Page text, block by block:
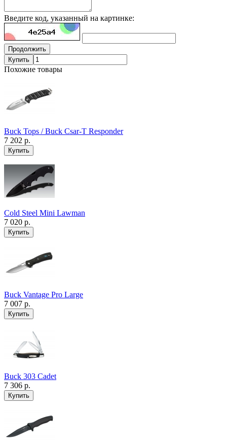
Введите код, указанный на картинке:
Продолжить
Купить
Похожие товары
Buck Tops / Buck Csar-T Responder
7 202 р.
Cold Steel Mini Lawman
7 020 р.
Buck Vantage Pro Large
7 007 р.
Buck 303 Cadet
7 306 р.